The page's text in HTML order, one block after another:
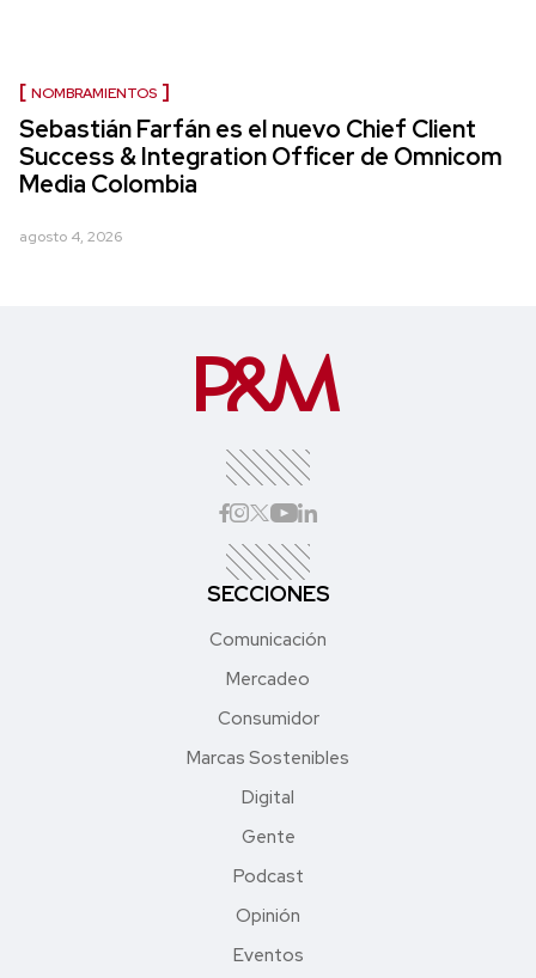
NOMBRAMIENTOS
Sebastián Farfán es el nuevo Chief Client
Success & Integration Officer de Omnicom
Media Colombia
agosto 4, 2026
SECCIONES
Comunicación
Mercadeo
Consumidor
Marcas Sostenibles
Digital
Gente
Podcast
Opinión
Eventos